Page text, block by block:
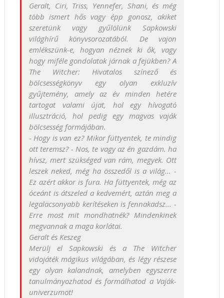
Geralt, Ciri, Triss, Yennefer, Shani, és még
több ismert hős vagy épp gonosz, akiket
szeretünk vagy gyűlölünk Sapkowski
világhírű könyvsorozatából. De vajon
emlékszünk-e, hogyan néznek ki ők, vagy
hogy miféle gondolatok járnak a fejükben? A
The Witcher: Hivatalos színező és
bölcsességkönyv egy olyan exkluzív
gyűjtemény, amely az év minden hetére
tartogat valami újat, hol egy hívogató
illusztráció, hol pedig egy magvas vaják
bölcsesség formájában.
- Hogy is van ez? Mikor füttyentek, te mindig
ott teremsz? - Nos, te vagy az én gazdám. ha
hívsz, mert szükséged van rám, megyek. Ott
leszek neked, még ha összedől is a világ... -
Ez azért akkor is fura. Ha füttyentek, még az
óceánt is átszeled a kedvemért, aztán meg a
legalacsonyabb kerítéseken is fennakadsz... -
Erre most mit mondhatnék? Mindenkinek
megvannak a maga korlátai.
Geralt és Keszeg
Merülj el Sapkowski és a The Witcher
vidojáték mágikus világában, és légy részese
egy olyan kalandnak, amelyben egyszerre
tanulmányozhatod és formálhatod a Vaják-
univerzumot!